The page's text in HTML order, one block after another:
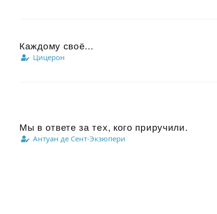
Каждому своё...
Цицерон
Мы в ответе за тех, кого приручили.
Антуан де Сент-Экзюпери